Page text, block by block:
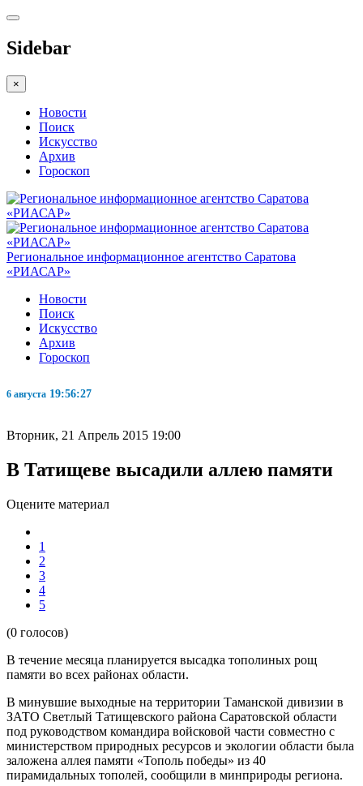
Sidebar
×
Новости
Поиск
Искусство
Архив
Гороскоп
Региональное информационное агентство Саратова
«РИАСАР»
Новости
Поиск
Искусство
Архив
Гороскоп
6 августа 19:56:27
Вторник, 21 Апрель 2015 19:00
В Татищеве высадили аллею памяти
Оцените материал
1
2
3
4
5
(0 голосов)
В течение месяца планируется высадка тополиных рощ
памяти во всех районах области.
В минувшие выходные на территории Таманской дивизии в
ЗАТО Светлый Татищевского района Саратовской области
под руководством командира войсковой части совместно с
министерством природных ресурсов и экологии области была
заложена аллея памяти «Тополь победы» из 40
пирамидальных тополей, сообщили в минприроды региона.